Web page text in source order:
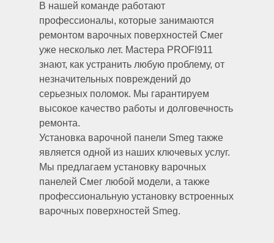
В нашей команде работают
профессионалы, которые занимаются
ремонтом варочных поверхностей Смег
уже несколько лет. Мастера PROFI911
знают, как устранить любую проблему, от
незначительных повреждений до
серьезных поломок. Мы гарантируем
высокое качество работы и долговечность
ремонта.
Установка варочной панели Smeg также
является одной из наших ключевых услуг.
Мы предлагаем установку варочных
панелей Смег любой модели, а также
профессиональную установку встроенных
варочных поверхностей Smeg.